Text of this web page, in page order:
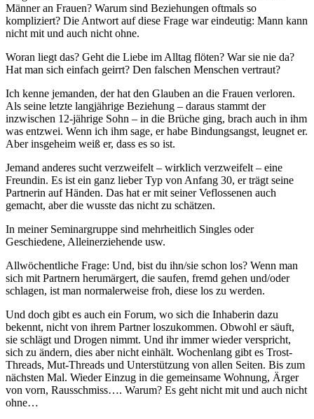
Männer an Frauen? Warum sind Beziehungen oftmals so
kompliziert? Die Antwort auf diese Frage war eindeutig: Mann kann
nicht mit und auch nicht ohne.
Woran liegt das? Geht die Liebe im Alltag flöten? War sie nie da?
Hat man sich einfach geirrt? Den falschen Menschen vertraut?
Ich kenne jemanden, der hat den Glauben an die Frauen verloren.
Als seine letzte langjährige Beziehung – daraus stammt der
inzwischen 12-jährige Sohn – in die Brüche ging, brach auch in ihm
was entzwei. Wenn ich ihm sage, er habe Bindungsangst, leugnet er.
Aber insgeheim weiß er, dass es so ist.
Jemand anderes sucht verzweifelt – wirklich verzweifelt – eine
Freundin. Es ist ein ganz lieber Typ von Anfang 30, er trägt seine
Partnerin auf Händen. Das hat er mit seiner Veflossenen auch
gemacht, aber die wusste das nicht zu schätzen.
In meiner Seminargruppe sind mehrheitlich Singles oder
Geschiedene, Alleinerziehende usw.
Allwöchentliche Frage: Und, bist du ihn/sie schon los? Wenn man
sich mit Partnern herumärgert, die saufen, fremd gehen und/oder
schlagen, ist man normalerweise froh, diese los zu werden.
Und doch gibt es auch ein Forum, wo sich die Inhaberin dazu
bekennt, nicht von ihrem Partner loszukommen. Obwohl er säuft,
sie schlägt und Drogen nimmt. Und ihr immer wieder verspricht,
sich zu ändern, dies aber nicht einhält. Wochenlang gibt es Trost-
Threads, Mut-Threads und Unterstützung von allen Seiten. Bis zum
nächsten Mal. Wieder Einzug in die gemeinsame Wohnung, Ärger
von vorn, Rausschmiss…. Warum? Es geht nicht mit und auch nicht
ohne…